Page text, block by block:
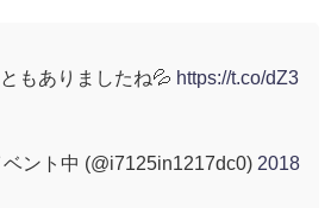
もありましたね💦 https://t.co/dZ3
ント中 (@i7125in1217dc0) 2018